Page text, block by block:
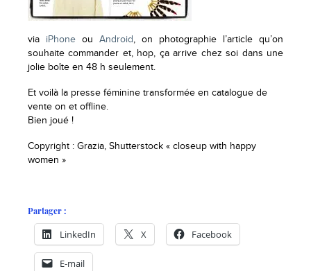
via iPhone ou Android, on photographie l’article qu’on
souhaite commander et, hop, ça arrive chez soi dans une
jolie boîte en 48 h seulement.
Et voilà la presse féminine transformée en catalogue de
vente on et offline.
Bien joué !
Copyright : Grazia, Shutterstock « closeup with happy
women »
Partager :
LinkedIn X Facebook
E-mail